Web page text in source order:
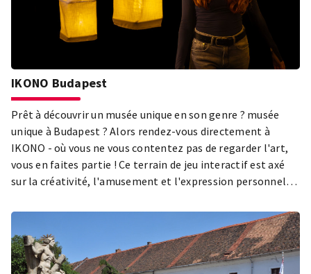
IKONO Budapest
Prêt à découvrir un musée unique en son genre ? musée
unique à Budapest ? Alors rendez-vous directement à
IKONO - où vous ne vous contentez pas de regarder l'art,
vous en faites partie ! Ce terrain de jeu interactif est axé
sur la créativité, l'amusement et l'expression personnelle
!